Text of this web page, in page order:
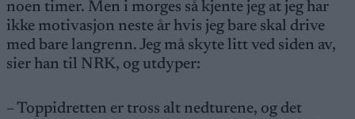
noen timer. Men i morges så kjente jeg at jeg har
ikke motivasjon neste år hvis jeg bare skal drive
med bare langrenn. Jeg må skyte litt ved siden av,
sier han til NRK, og utdyper:
– Toppidretten er tross alt nedturene, og det